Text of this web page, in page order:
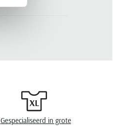
Gespecialiseerd in grote